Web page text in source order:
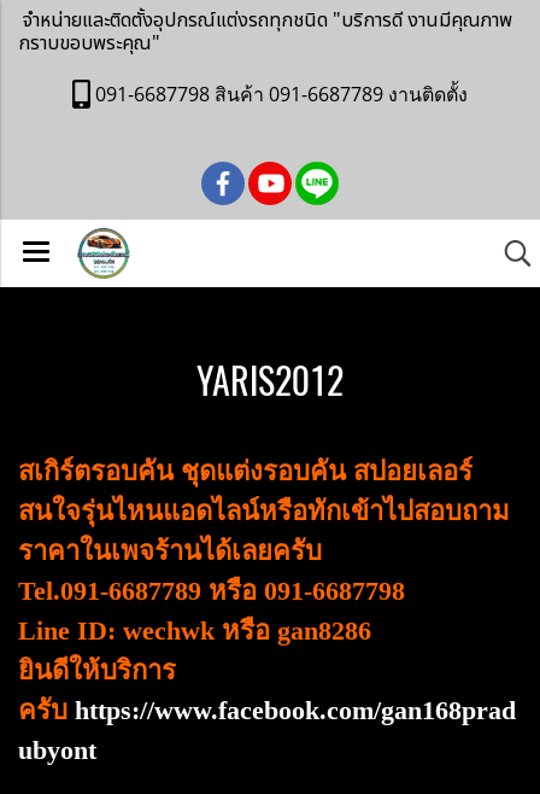
จำหน่ายและติดตั้งอุปกรณ์แต่งรถทุกชนิด "บริการดี งานมีคุณภาพ
กราบขอบพระคุณ"
091-6687798 สินค้า 091-6687789 งานติดตั้ง
YARIS2012
สเกิร์ตรอบคัน ชุดแต่งรอบคัน สปอยเลอร์
สนใจรุ่นไหนแอดไลน์หรือทักเข้าไปสอบถาม
ราคาในเพจร้านได้เลยครับ
Tel.091-6687789 หรือ 091-6687798
Line ID: wechwk หรือ gan8286
ยินดีให้บริการ
ครับ https://www.facebook.com/gan168prad
ubyont